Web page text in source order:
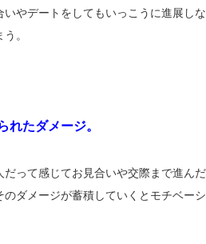
いやデートをしてもいっこうに進展し
。
れたダメージ。
だって感じてお見合いや交際まで進ん
のダメージが蓄積していくとモチベーシ